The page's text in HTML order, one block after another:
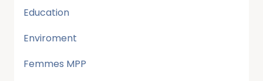
Education
Enviroment
Femmes MPP